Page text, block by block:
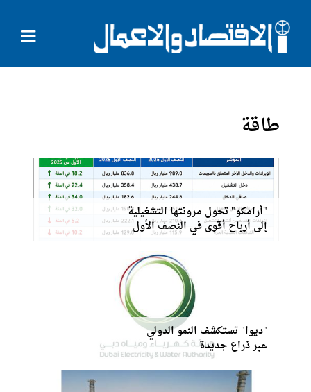
طاقة
"أرامكو" تحول مرونتها التشغيلية
إلى أرباح أقوى في النصف الأول
"ديوا" تستكشف النمو الدولي
عبر ذراع جديدة